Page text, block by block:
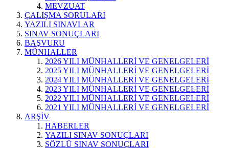
MEVZUAT
ÇALIŞMA SORULARI
YAZILI SINAVLAR
SINAV SONUÇLARI
BAŞVURU
MÜNHALLER
2026 YILI MÜNHALLERİ VE GENELGELERİ
2025 YILI MÜNHALLERİ VE GENELGELERİ
2024 YILI MÜNHALLERİ VE GENELGELERİ
2023 YILI MÜNHALLERİ VE GENELGELERİ
2022 YILI MÜNHALLERİ VE GENELGELERİ
2021 YILI MÜNHALLERİ VE GENELGELERİ
ARŞİV
HABERLER
YAZILI SINAV SONUÇLARI
SÖZLÜ SINAV SONUÇLARI